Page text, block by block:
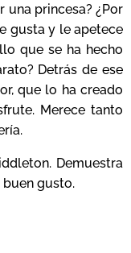
una princesa? ¿Por
gusta y le apetece
que se ha hecho
Detrás de ese
que lo ha creado
Merece tanto
. Demuestra
buen gusto.